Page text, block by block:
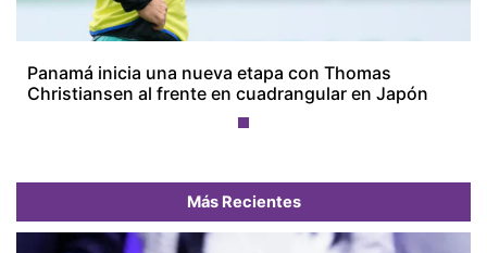
Panamá inicia una nueva etapa con Thomas
Christiansen al frente en cuadrangular en Japón
Más Recientes